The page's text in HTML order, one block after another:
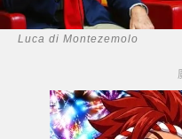
Luca di Montezemolo